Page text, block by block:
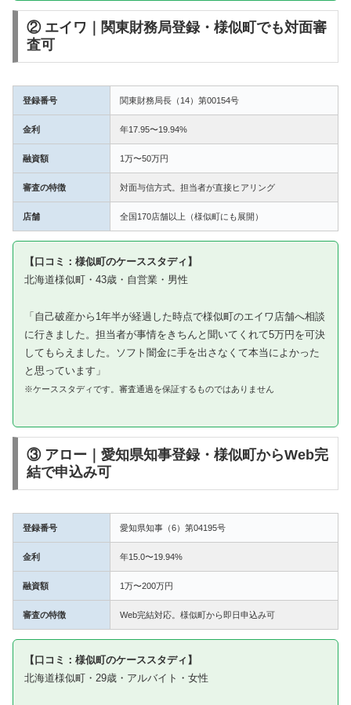
② エイワ｜関東財務局登録・様似町でも対面審
査可
登録番号 関東財務局長（14）第00154号
金利 年17.95〜19.94%
融資額 1万〜50万円
審査の特徴 対面与信方式。担当者が直接ヒアリング
店舗 全国170店舗以上（様似町にも展開）
【口コミ：様似町のケーススタディ】
北海道様似町・43歳・自営業・男性
「自己破産から1年半が経過した時点で様似町のエイワ店舗へ相談
に行きました。担当者が事情をきちんと聞いてくれて5万円を可決
してもらえました。ソフト闇金に手を出さなくて本当によかった
と思っています」
※ケーススタディです。審査通過を保証するものではありません
③ アロー｜愛知県知事登録・様似町からWeb完
結で申込み可
登録番号 愛知県知事（6）第04195号
金利 年15.0〜19.94%
融資額 1万〜200万円
審査の特徴 Web完結対応。様似町から即日申込み可
【口コミ：様似町のケーススタディ】
北海道様似町・29歳・アルバイト・女性